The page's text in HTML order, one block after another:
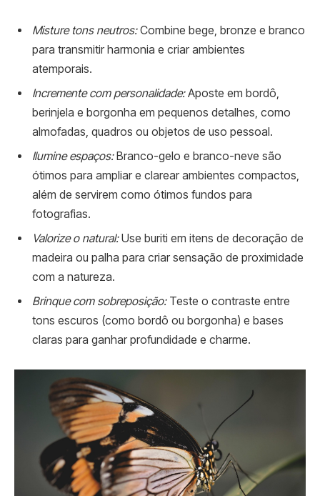
Misture tons neutros:Combine bege, bronze e branco
para transmitir harmonia e criar ambientes
atemporais.
Incremente com personalidade:Aposte em bordô,
berinjela e borgonha em pequenos detalhes, como
almofadas, quadros ou objetos de uso pessoal.
Ilumine espaços:Branco-gelo e branco-neve são
ótimos para ampliar e clarear ambientes compactos,
além de servirem como ótimos fundos para
fotografias.
Valorize o natural:Use buriti em itens de decoração de
madeira ou palha para criar sensação de proximidade
com a natureza.
Brinque com sobreposição:Teste o contraste entre
tons escuros (como bordô ou borgonha) e bases
claras para ganhar profundidade e charme.